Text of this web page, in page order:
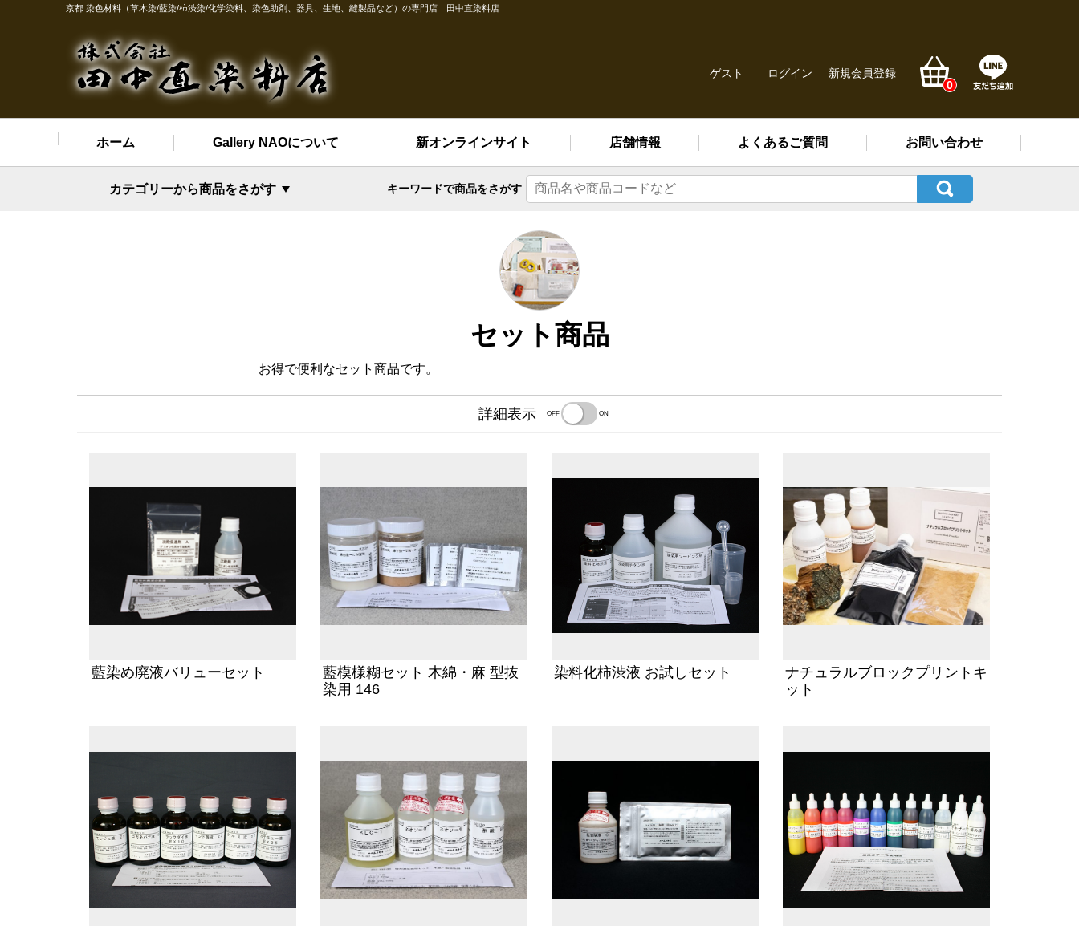
京都 染色材料（草木染/藍染/柿渋染/化学染料、染色助剤、器具、生地、縫製品など）の専門店 田中直染料店
ゲスト ログイン
新規会員登録
0
ホーム Gallery NAOについて 新オンラインサイト 店舗情報 よくあるご質問 お問い合わせ
キーワードで商品をさがす
カテゴリーから商品をさがす
セット商品
お得で便利なセット商品です。
詳細表示 OFF ON
藍染め廃液バリューセット
藍模様糊セット 木綿・麻 型抜
染用 146
染料化柿渋液 お試しセット
ナチュラルブロックプリントキ
ット